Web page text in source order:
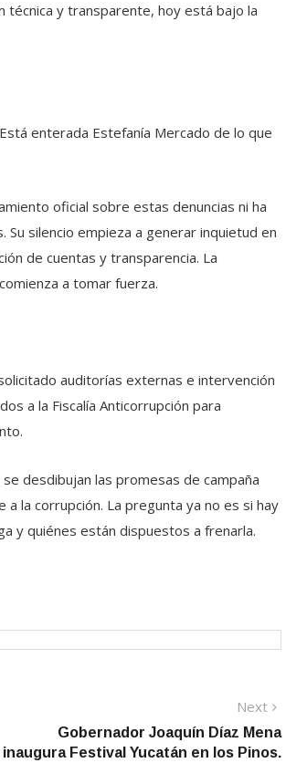
técnica y transparente, hoy está bajo la
enterada Estefanía Mercado de lo que
oficial sobre estas denuncias ni ha
silencio empieza a generar inquietud en
de cuentas y transparencia. La
a tomar fuerza.
auditorías externas e intervención
a la Fiscalía Anticorrupción para
desdibujan las promesas de campaña
la corrupción. La pregunta ya no es si hay
y quiénes están dispuestos a frenarla.
Next
post:
Gobernador Joaquín Díaz Mena
inaugura Festival Yucatán en los Pinos.